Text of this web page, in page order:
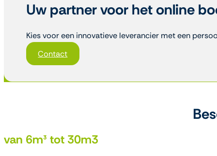
Uw partner voor het online
Kies voor een innovatieve leverancier met een
Contact
van 6m³ tot 30m3